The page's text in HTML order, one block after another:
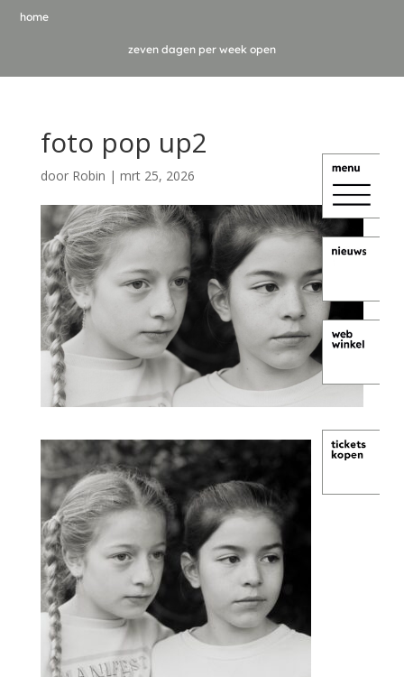
home
zeven dagen per week open
foto pop up2
door Robin | mrt 25, 2026